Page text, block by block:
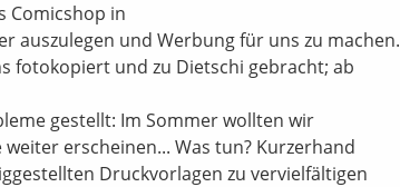
Comicshop in
auszulegen und Werbung für uns zu machen.
fotokopiert und zu Dietschi gebracht; ab
gestellt: Im Sommer wollten wir
erscheinen... Was tun? Kurzerhand
Druckvorlagen zu vervielfältigen